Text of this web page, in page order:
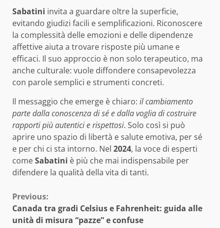
Sabatini invita a guardare oltre la superficie,
evitando giudizi facili e semplificazioni. Riconoscere
la complessità delle emozioni e delle dipendenze
affettive aiuta a trovare risposte più umane e
efficaci. Il suo approccio è non solo terapeutico, ma
anche culturale: vuole diffondere consapevolezza
con parole semplici e strumenti concreti.
Il messaggio che emerge è chiaro: il cambiamento
parte dalla conoscenza di sé e dalla voglia di costruire
rapporti più autentici e rispettosi. Solo così si può
aprire uno spazio di libertà e salute emotiva, per sé
e per chi ci sta intorno. Nel 2024, la voce di esperti
comeSabatini è più che mai indispensabile per
difendere la qualità della vita di tanti.
Continue
Reading
Previous:
Canada tra gradi Celsius e Fahrenheit: guida alle
unità di misura “pazze” e confuse